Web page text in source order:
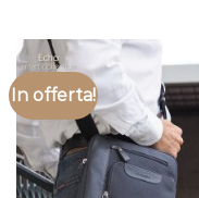
In offerta!